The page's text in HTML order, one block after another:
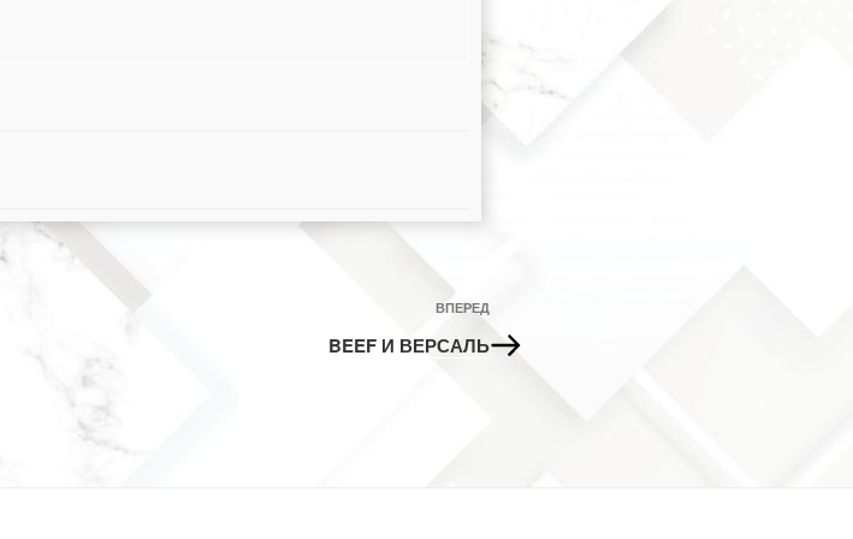
Наступний
запис
ВПЕРЕД
BEEF И ВЕРСАЛЬ